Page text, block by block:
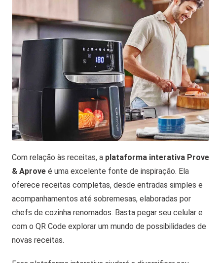
Com relação às receitas, a plataforma interativa Prove
& Aprove é uma excelente fonte de inspiração. Ela
oferece receitas completas, desde entradas simples e
acompanhamentos até sobremesas, elaboradas por
chefs de cozinha renomados. Basta pegar seu celular e
com o QR Code explorar um mundo de possibilidades de
novas receitas.